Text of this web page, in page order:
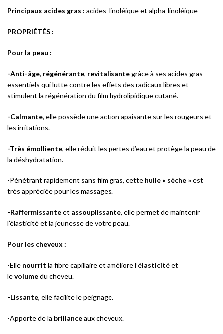
Principaux acides gras : acides linoléique et alpha-linoléique
PROPRIÉTÉS :
Pour la peau :
-Anti-âge, régénérante, revitalisantegrâce à ses acides gras
essentiels qui lutte contre les effets des radicaux libres et
stimulent la régénération du film hydrolipidique cutané.
-Calmante, elle possède une action apaisante sur les rougeurs et
les irritations.
-Très émolliente, elle réduit les pertes d’eau et protège la peau de
la déshydratation.
-Pénétrant rapidement sans film gras, cette huile « sèche »est
très appréciée pour les massages.
-Raffermissanteet assouplissante, elle permet de maintenir
l’élasticité et la jeunesse de votre peau.
Pour les cheveux :
-Elle nourrit la fibre capillaire et améliorel’élasticitéet
levolumedu cheveu.
-Lissante, elle facilite le peignage.
-Apporte de la brillanceaux cheveux.